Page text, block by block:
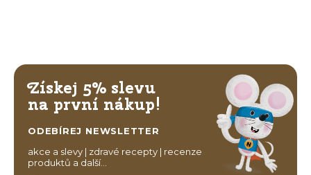
Získej 5% slevu
na první nákup!
ODEBÍREJ NEWSLETTER
akce a slevy | zdravé recepty | recenze
produktů a další…